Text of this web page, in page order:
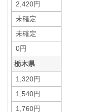
2,420円
未確定
未確定
0円
栃木県
1,320円
1,540円
1,760円